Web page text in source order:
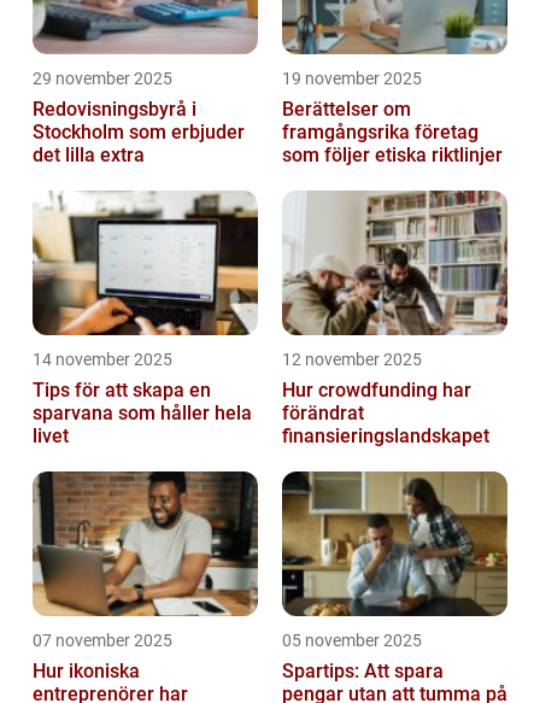
29 november 2025
Redovisningsbyrå i
Stockholm som erbjuder
det lilla extra
19 november 2025
Berättelser om
framgångsrika företag
som följer etiska riktlinjer
14 november 2025
Tips för att skapa en
sparvana som håller hela
livet
12 november 2025
Hur crowdfunding har
förändrat
finansieringslandskapet
07 november 2025
Hur ikoniska
entreprenörer har
05 november 2025
Spartips: Att spara
pengar utan att tumma på